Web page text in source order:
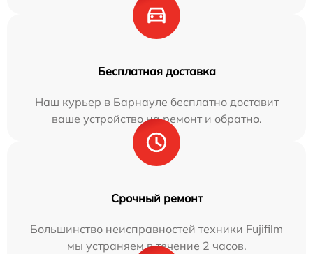
Бесплатная доставка
Наш курьер в Барнауле бесплатно доставит
ваше устройство на ремонт и обратно.
Срочный ремонт
Большинство неисправностей техники Fujifilm
мы устраняем в течение 2 часов.